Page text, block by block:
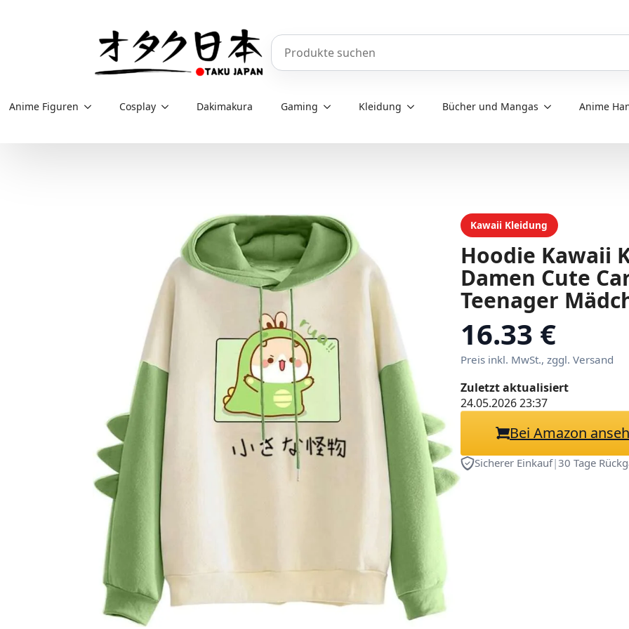
Produkte durchsuchen
Anime Figuren Cosplay Dakimakura Gaming Kleidung Bücher und Mangas Anime
Kawaii Kleidung
Hoodie Kawaii
Damen Cute
Teenager
Sweatshirt
Langarmshirt
Sports
S)
16.33 €
Preis inkl. MwSt., zggl. Versand
Zuletzt aktualisiert
24.05.2026 23:37
Bei Amazon
Sicherer Einkauf|30 Tage